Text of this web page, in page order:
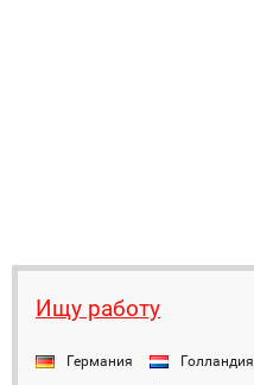
Ищу работу
Германия Голландия